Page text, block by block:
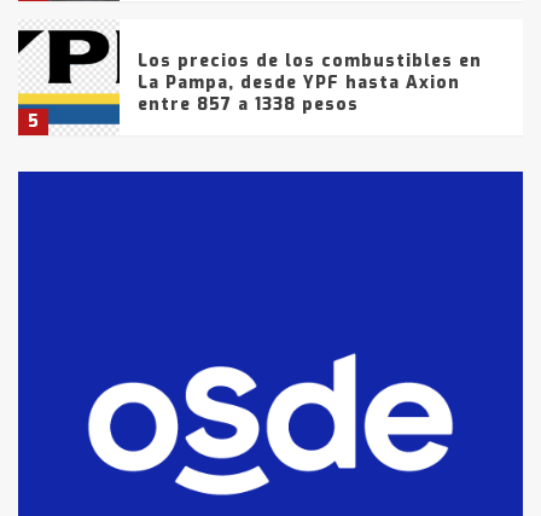
5
Los precios de los combustibles en
La Pampa, desde YPF hasta Axion
entre 857 a 1338 pesos
fueron detenidos por
comercialización de drogas en la
tarde del sábado
T.Lauquen: se vendió el edificio de
lo que fue la planta Industrial del